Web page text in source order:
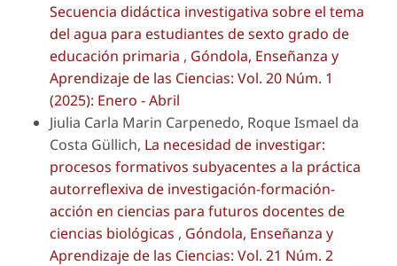
Secuencia didáctica investigativa sobre el tema
del agua para estudiantes de sexto grado de
educación primaria , Góndola, Enseñanza y
Aprendizaje de las Ciencias: Vol. 20 Núm. 1
(2025): Enero - Abril
Jiulia Carla Marin Carpenedo, Roque Ismael da
Costa Güllich, La necesidad de investigar:
procesos formativos subyacentes a la práctica
autorreflexiva de investigación-formación-
acción en ciencias para futuros docentes de
ciencias biológicas , Góndola, Enseñanza y
Aprendizaje de las Ciencias: Vol. 21 Núm. 2